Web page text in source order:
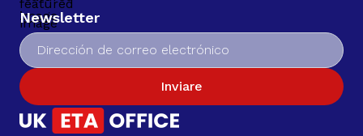
Newsletter
Inviare